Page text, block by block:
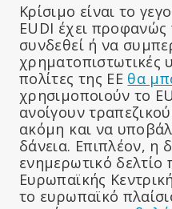
Κρίσιμο είναι το
EUDI έχει
συνδεθεί ή να
χρηματοπιστωτικές
πολίτες της ΕΕ θα
χρησιμοποιούν το
ανοίγουν
ακόμη και να
δάνεια. Επιπλέον, η
ενημερωτικό δελτίο
Ευρωπαϊκής
το ευρωπαϊκό